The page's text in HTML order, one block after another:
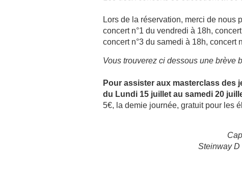
Lors de la réservation, merci de nous
concert n°1 du vendredi à 18h,
concert n°3 du samedi à 18h, concert
Vous trouverez ci dessous une brève
Pour assister aux masterclass des
du Lundi 15 juillet au samedi 20
5€, la demie journée, gratuit pour les
Steinway D